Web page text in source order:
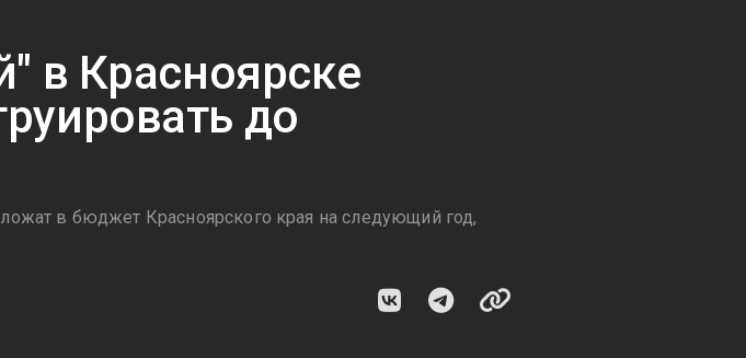
в Красноярске
до
в бюджет Красноярского края на следующий год,